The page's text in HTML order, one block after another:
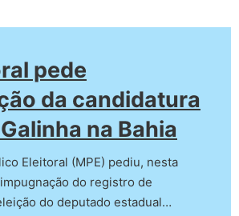
pede
da candidatura
na Bahia
Eleitoral (MPE) pediu, nesta
do registro de
do deputado estadual…